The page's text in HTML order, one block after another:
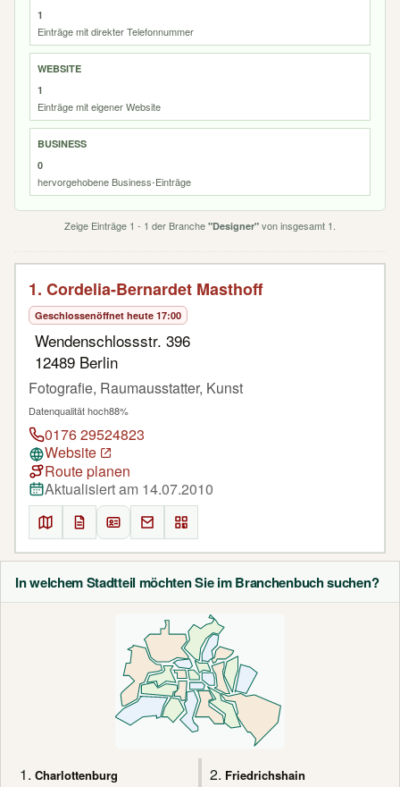
In welchem Stadtteil möchten Sie im Branchenbuch suchen?
1. Charlottenburg 2. Friedrichshain
1
Einträge mit direkter Telefonnummer
WEBSITE
1
Einträge mit eigener Website
BUSINESS
0
hervorgehobene Business-Einträge
Zeige Einträge 1 - 1 der Branche "Designer" von insgesamt 1.
1. Cordelia-Bernardet Masthoff
Geschlossenöffnet heute 17:00
Wendenschlossstr. 396
12489 Berlin
Fotografie, Raumausstatter, Kunst
Datenqualität hoch88%
0176 29524823
Website
Route planen
Aktualisiert am 14.07.2010